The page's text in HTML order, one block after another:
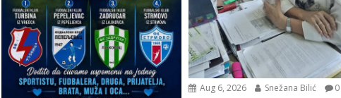
Aug 6, 2026 Snežana Bilić 0